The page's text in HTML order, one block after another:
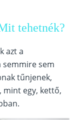
tehetnék?
azt a
semmire sem
tűnjenek,
mint egy, kettő,